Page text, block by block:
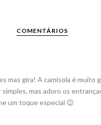
COMENTÁRIOS
mas gira! A camisola é muito
simples, mas adoro os
um toque especial 😉